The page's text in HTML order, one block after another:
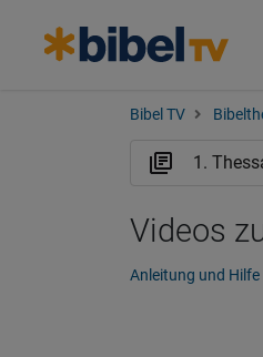
Bibel TV
Videos
Anleitung und Hilfe